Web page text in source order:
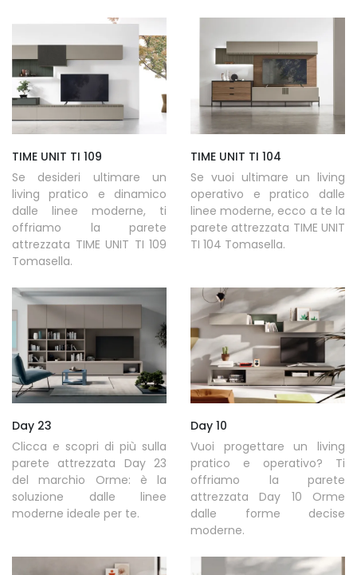
TIME UNIT TI 109
Se desideri ultimare un
living pratico e dinamico
dalle linee moderne, ti
offriamo la parete
attrezzata TIME UNIT TI 109
Tomasella.
TIME UNIT TI 104
Se vuoi ultimare un living
operativo e pratico dalle
linee moderne, ecco a te la
parete attrezzata TIME UNIT
TI 104 Tomasella.
Day 23
Clicca e scopri di più sulla
parete attrezzata Day 23
del marchio Orme: è la
soluzione dalle linee
moderne ideale per te.
Day 10
Vuoi progettare un living
pratico e operativo? Ti
offriamo la parete
attrezzata Day 10 Orme
dalle forme decise
moderne.